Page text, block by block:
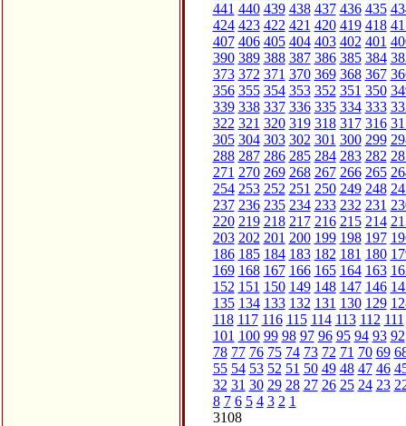
441 440 439 438 437 436 435
424 423 422 421 420 419 418
407 406 405 404 403 402 401
390 389 388 387 386 385 384
373 372 371 370 369 368 367
356 355 354 353 352 351 350
339 338 337 336 335 334 333
322 321 320 319 318 317 316
305 304 303 302 301 300 299
288 287 286 285 284 283 282
271 270 269 268 267 266 265
254 253 252 251 250 249 248
237 236 235 234 233 232 231
220 219 218 217 216 215 214
203 202 201 200 199 198 197
186 185 184 183 182 181 180
169 168 167 166 165 164 163
152 151 150 149 148 147 146
135 134 133 132 131 130 129
118 117 116 115 114 113 112 111
101 100 99 98 97 96 95 94 93 92
78 77 76 75 74 73 72 71 70 69
55 54 53 52 51 50 49 48 47 46
32 31 30 29 28 27 26 25 24 23
8 7 6 5 4 3 2 1
3108